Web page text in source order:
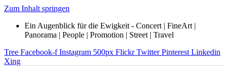
Zum Inhalt springen
Ein Augenblick für die Ewigkeit - Concert | FineArt |
Panorama | People | Promotion | Street | Travel
Tree Facebook-f Instagram 500px Flickr Twitter Pinterest Linkedin
Xing